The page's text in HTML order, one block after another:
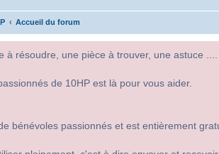
Accueil du forum
à résoudre, une pièce à trouver, une astuce ....
de 10HP est là pour vous aider.
bénévoles passionnés et est entièrement